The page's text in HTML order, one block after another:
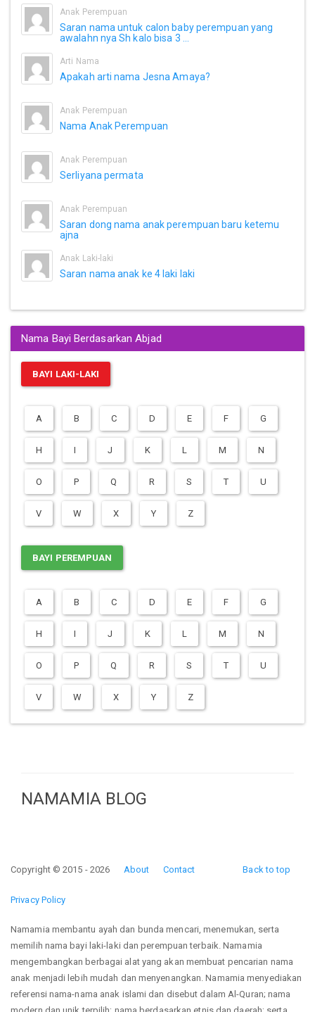
Anak Perempuan
Saran nama untuk calon baby perempuan yang
awalahn nya Sh kalo bisa 3 ...
Arti Nama
Apakah arti nama Jesna Amaya?
Anak Perempuan
Nama Anak Perempuan
Anak Perempuan
Serliyana permata
Anak Perempuan
Saran dong nama anak perempuan baru ketemu
ajna
Anak Laki-laki
Saran nama anak ke 4 laki laki
Nama Bayi Berdasarkan Abjad
BAYI LAKI-LAKI
A B C D E F G
H I J K L M N
O P Q R S T U
V W X Y Z
BAYI PEREMPUAN
A B C D E F G
H I J K L M N
O P Q R S T U
V W X Y Z
NAMAMIA BLOG
Back to top
Copyright © 2015 - 2026 About Contact
Privacy Policy
Namamia membantu ayah dan bunda mencari, menemukan, serta
memilih nama bayi laki-laki dan perempuan terbaik. Namamia
mengembangkan berbagai alat yang akan membuat pencarian nama
anak menjadi lebih mudah dan menyenangkan. Namamia menyediakan
referensi nama-nama anak islami dan disebut dalam Al-Quran; nama